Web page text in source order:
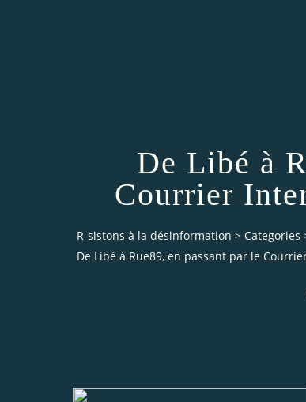
De Libé à
Courrier
R-sistons à la désinformation > Categories
De Libé à Rue89, en passant par le